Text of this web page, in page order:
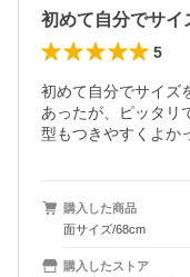
5
初めて自分でサイズ
あったが、ピッタリ
型もつきやすくよか
購入した商品
面サイズ/68cm
購入したストア